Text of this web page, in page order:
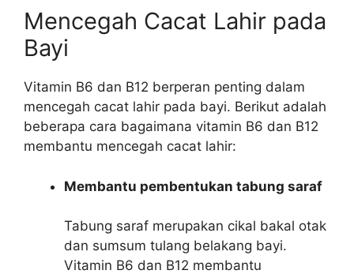
Mencegah Cacat Lahir pada
Bayi
Vitamin B6 dan B12 berperan penting dalam
mencegah cacat lahir pada bayi. Berikut adalah
beberapa cara bagaimana vitamin B6 dan B12
membantu mencegah cacat lahir:
Membantu pembentukan tabung saraf
Tabung saraf merupakan cikal bakal otak
dan sumsum tulang belakang bayi.
Vitamin B6 dan B12 membantu